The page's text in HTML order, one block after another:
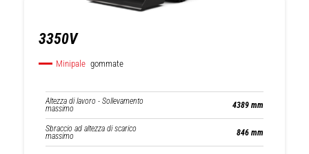
3350V
Minipale gommate
Altezza di lavoro - Sollevamento
massimo 4389 mm
Sbraccio ad altezza di scarico
massimo 846 mm